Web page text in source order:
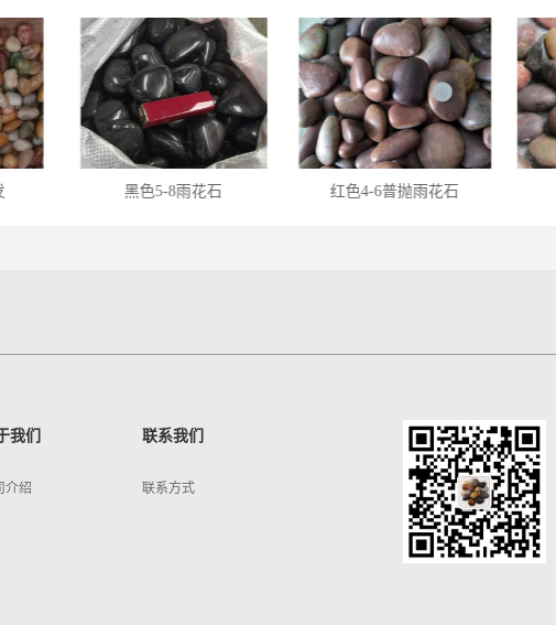
黑色5-8雨花石 红色4-6普抛雨花石
我们
介绍
联系我们
联系方式